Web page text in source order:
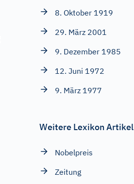
8. Oktober 1919
29. März 2001
9. Dezember 1985
12. Juni 1972
9. März 1977
Weitere Lexikon Artikel
Nobelpreis
Zeitung